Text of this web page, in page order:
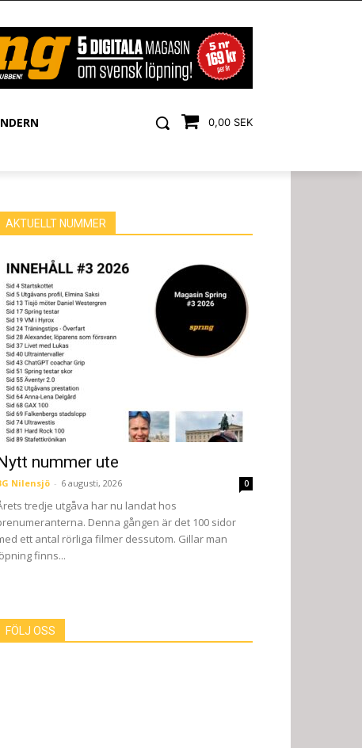
0,00 SEK
AKTUELLT NUMMER
nummer ute
Nilensjö - 6 augusti, 2026 0
tredje utgåva har nu landat hos
Denna gången är det 100 sidor
ett antal rörliga filmer dessutom. Gillar man
finns...
FÖLJ OSS